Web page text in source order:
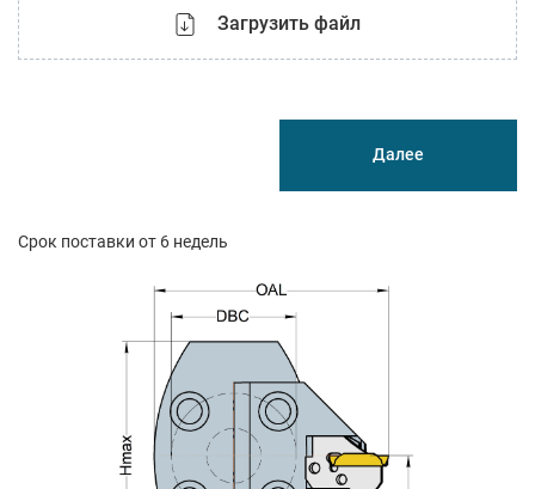
Срок поставки от 6 недель
Загрузить файл
Далее